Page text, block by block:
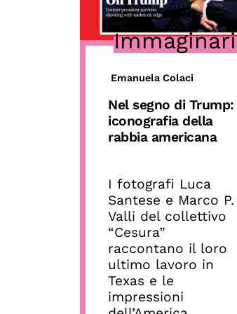
Immaginari
Emanuela Colaci
Nel segno di Trump:
iconografia della
rabbia americana
I fotografi Luca
Santese e Marco P.
Valli del collettivo
“Cesura”
raccontano il loro
ultimo lavoro in
Texas e le
impressioni